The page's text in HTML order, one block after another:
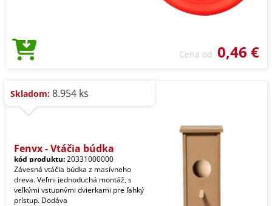
Cena od 0,46 €
Skladom: 8.954 ks
Fenyx - Vtáčia búdka
kód produktu:20331000000
Závesná vtáčia búdka z masívneho
dreva. Veľmi jednoduchá montáž, s
veľkými vstupnými dvierkami pre ľahký
prístup. Dodáva